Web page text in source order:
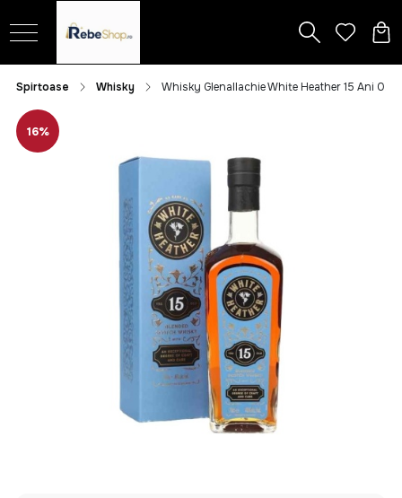
Spirtoase Whisky Whisky Glenallachie White Heather 15 Ani 0.7L
16%